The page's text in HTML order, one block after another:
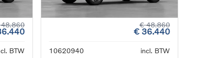
BTW
€ 48.860
€ 36.440
10620940
incl. BTW